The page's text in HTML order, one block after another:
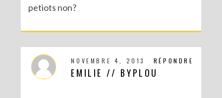
petiots non?
RÉPONDRE
NOVEMBRE 4, 2013
EMILIE // BYPLOU